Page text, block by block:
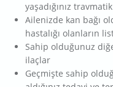
yaşadığınız
Ailenizde kan bağı
hastalığı olanların
Sahip olduğunuz
ilaçlar
Geçmişte sahip